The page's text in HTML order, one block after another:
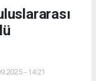
- 14:21